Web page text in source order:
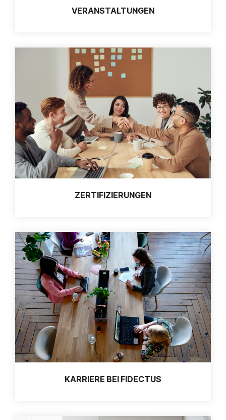
VERANSTALTUNGEN
ZERTIFIZIERUNGEN
KARRIERE BEI FIDECTUS